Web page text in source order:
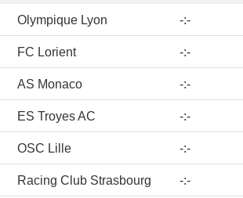
Olympique Lyon -:-
FC Lorient -:-
AS Monaco -:-
ES Troyes AC -:-
OSC Lille -:-
Racing Club Strasbourg -:-